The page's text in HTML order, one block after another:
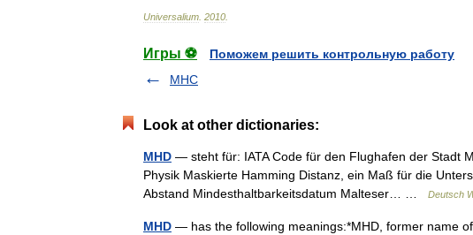
Universalium 2010
Игры ⚽
Поможем решить контрольную работу
MHC
Look at other dictionaries:
MHD — steht für: IATA Code für den Flughafen der Stadt
Physik Maskierte Hamming Distanz, ein Maß für die
Abstand Mindesthaltbarkeitsdatum Malteser… …
Deutsch
MHD — has the following meanings:*MHD, former name